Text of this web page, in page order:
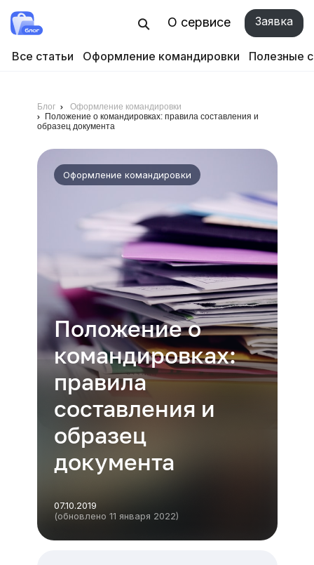
О сервисе Заявка
Все статьи Оформление командировки Полезные
Блог
Оформление командировки
Положение о командировках: правила составления и
образец документа
Оформление командировки
Положение о
командировках:
правила
составления и
образец
документа
07.10.2019
(обновлено 11 января 2022)